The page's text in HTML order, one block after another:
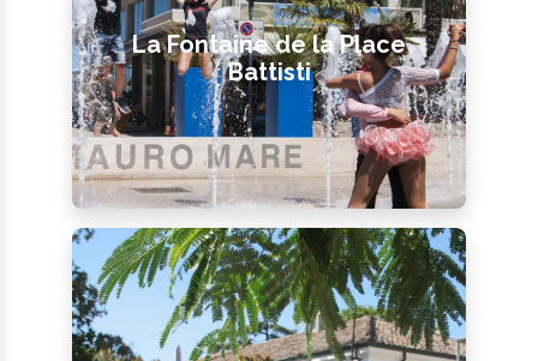
La Fontaine de la Place
Battisti